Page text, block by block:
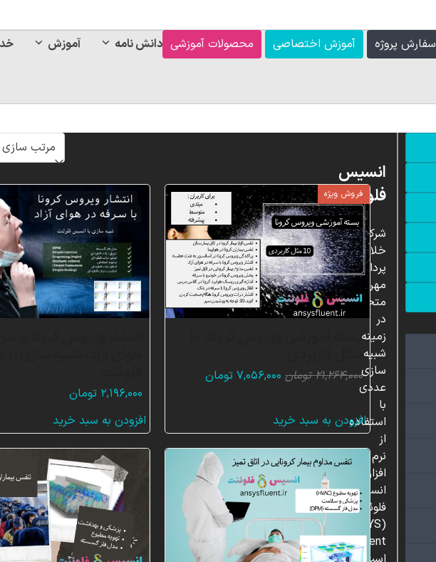
آموزش دانش نامه محصولات آموزشی آموزش اختصاصی سفارش پروژه
فروش ویژه
۲۱,۲۶۴,۰۰۰ تومان قیمت
بود.
۷,۰۵۶,۰۰۰ تومانقیمت
افزودن به سبد خرید
۲,۱۹۶,۰۰۰ تومان
افزودن به سبد خرید
انسیس
فلوئنت
شرکت
خلاق
پردازشگران
مهر،
متخصص
در
زمینه
شبیه
سازی
عددی
با
استفاده
از
نرم
افزار
انسیس
فلوئنت
(ANSYS
Fluent)